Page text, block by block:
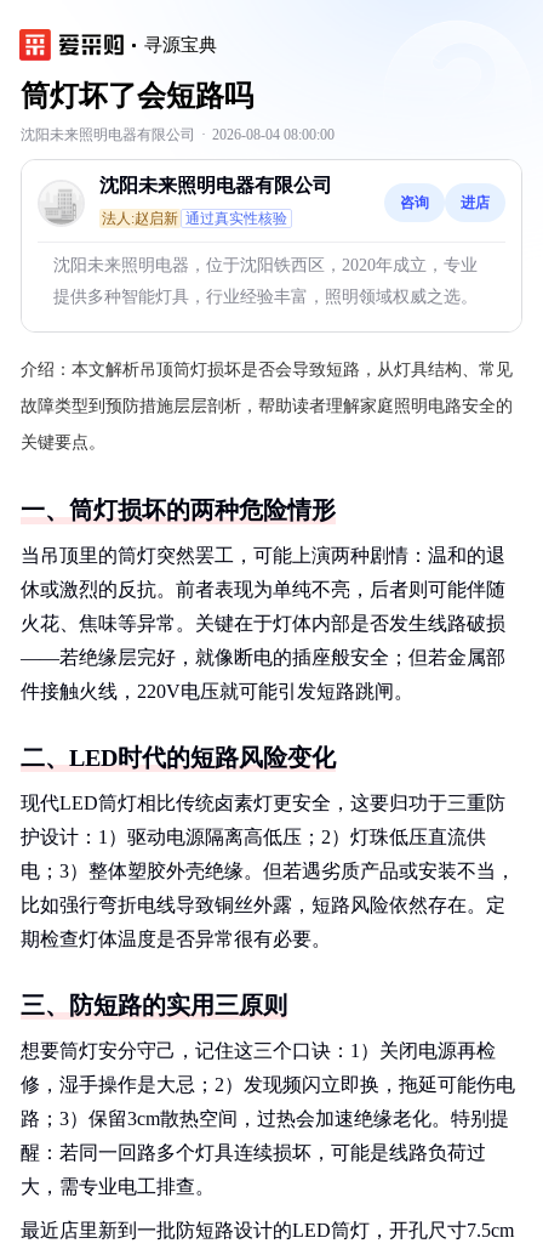
寻源宝典
筒灯坏了会短路吗
沈阳未来照明电器有限公司 · 2026-08-04 08:00:00
沈阳未来照明电器有限公司
法人:赵启新 通过真实性核验
咨询 进店
沈阳未来照明电器，位于沈阳铁西区，2020年成立，专业
提供多种智能灯具，行业经验丰富，照明领域权威之选。
介绍： 本文解析吊顶筒灯损坏是否会导致短路，从灯具结构、常见
故障类型到预防措施层层剖析，帮助读者理解家庭照明电路安全的
关键要点。
一、筒灯损坏的两种危险情形
当吊顶里的筒灯突然罢工，可能上演两种剧情：温和的退
休或激烈的反抗。前者表现为单纯不亮，后者则可能伴随
火花、焦味等异常。关键在于灯体内部是否发生线路破损
——若绝缘层完好，就像断电的插座般安全；但若金属部
件接触火线，220V电压就可能引发短路跳闸。
二、LED时代的短路风险变化
现代LED筒灯相比传统卤素灯更安全，这要归功于三重防
护设计：1）驱动电源隔离高低压；2）灯珠低压直流供
电；3）整体塑胶外壳绝缘。但若遇劣质产品或安装不当，
比如强行弯折电线导致铜丝外露，短路风险依然存在。定
期检查灯体温度是否异常很有必要。
三、防短路的实用三原则
想要筒灯安分守己，记住这三个口诀：1）关闭电源再检
修，湿手操作是大忌；2）发现频闪立即换，拖延可能伤电
路；3）保留3cm散热空间，过热会加速绝缘老化。特别提
醒：若同一回路多个灯具连续损坏，可能是线路负荷过
大，需专业电工排查。
最近店里新到一批防短路设计的LED筒灯，开孔尺寸7.5cm